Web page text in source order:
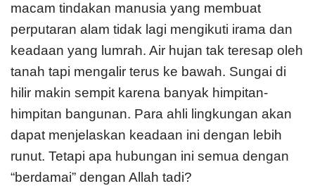
macam tindakan manusia yang membuat
perputaran alam tidak lagi mengikuti irama dan
keadaan yang lumrah. Air hujan tak teresap oleh
tanah tapi mengalir terus ke bawah. Sungai di
hilir makin sempit karena banyak himpitan-
himpitan bangunan. Para ahli lingkungan akan
dapat menjelaskan keadaan ini dengan lebih
runut. Tetapi apa hubungan ini semua dengan
“berdamai” dengan Allah tadi?